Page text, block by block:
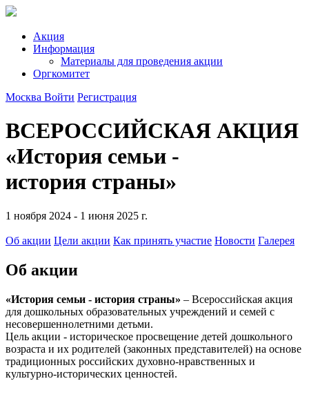
Акция
Информация
Материалы для проведения акции
Оргкомитет
Москва Войти Регистрация
ВСЕРОССИЙСКАЯ АКЦИЯ
«История семьи -
история страны»
1 ноября 2024 - 1 июня 2025 г.
Об акции Цели акции Как принять участие Новости Галерея
Об акции
«История семьи - история страны» – Всероссийская акция
для дошкольных образовательных учреждений и семей с
несовершеннолетними детьми.
Цель акции - историческое просвещение детей дошкольного
возраста и их родителей (законных представителей) на основе
традиционных российских духовно-нравственных и
культурно-исторических ценностей.